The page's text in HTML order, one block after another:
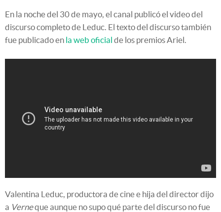
En la noche del 30 de mayo, el canal publicó el video del
discurso completo de Leduc. El texto del discurso también
fue publicado en la web oficial de los premios Ariel.
Valentina Leduc, productora de cine e hija del director dijo
a Verneque aunque no supo qué parte del discurso no fue